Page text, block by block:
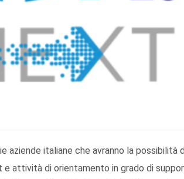
aziende italiane che avranno la possibilità
attività di orientamento in grado di